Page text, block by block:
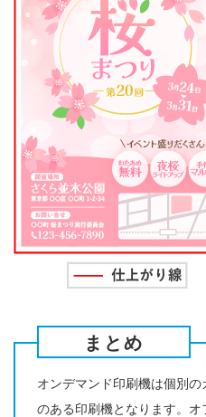
まとめ
オンデマンド印刷機は個別
のある印刷機となります。